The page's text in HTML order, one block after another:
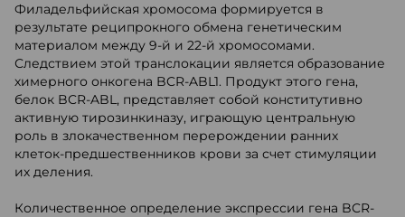
Филадельфийская хромосома формируется в
результате реципрокного обмена генетическим
материалом между 9-й и 22-й хромосомами.
Следствием этой транслокации является образование
химерного онкогена BCR-ABL1. Продукт этого гена,
белок BCR-ABL, представляет собой конститутивно
активную тирозинкиназу, играющую центральную
роль в злокачественном перерождении ранних
клеток-предшественников крови за счет стимуляции
их деления.
Количественное определение экспрессии гена BCR-